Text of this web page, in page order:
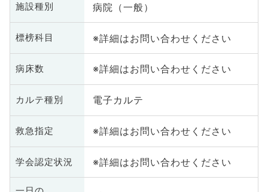
施設種別 病院（一般）
標榜科目 ※詳細はお問い合わせください
病床数 ※詳細はお問い合わせください
カルテ種別 電子カルテ
救急指定 ※詳細はお問い合わせください
学会認定状況 ※詳細はお問い合わせください